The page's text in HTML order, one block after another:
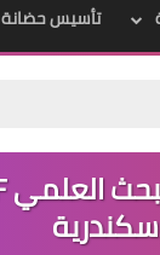
تأسيس حضانة